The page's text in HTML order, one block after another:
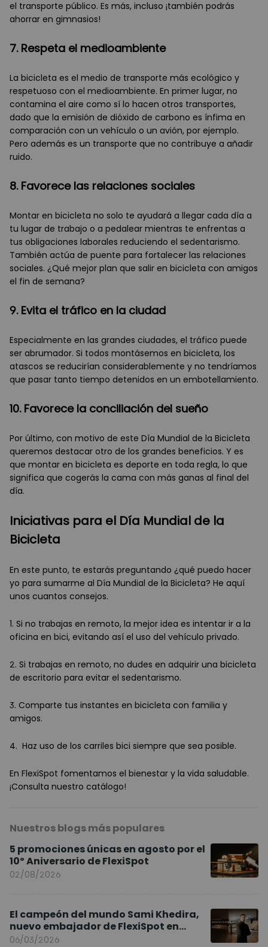
el transporte público. Es más, incluso ¡también podrás
ahorrar en gimnasios!
7. Respeta el medioambiente
La bicicleta es el medio de transporte más ecológico y
respetuoso con el medioambiente. En primer lugar, no
contamina el aire como sí lo hacen otros transportes,
dado que la emisión de dióxido de carbono es ínfima en
comparación con un vehículo o un avión, por ejemplo.
Pero además es un transporte que no contribuye a añadir
ruido.
8. Favorece las relaciones sociales
Montar en bicicleta no solo te ayudará a llegar cada día a
tu lugar de trabajo o a pedalear mientras te enfrentas a
tus obligaciones laborales reduciendo el sedentarismo.
También actúa de puente para fortalecer las relaciones
sociales. ¿Qué mejor plan que salir en bicicleta con amigos
el fin de semana?
9. Evita el tráfico en la ciudad
Especialmente en las grandes ciudades, el tráfico puede
ser abrumador. Si todos montásemos en bicicleta, los
atascos se reducirían considerablemente y no tendríamos
que pasar tanto tiempo detenidos en un embotellamiento.
10. Favorece la conciliación del sueño
Por último, con motivo de este Día Mundial de la Bicicleta
queremos destacar otro de los grandes beneficios. Y es
que montar en bicicleta es deporte en toda regla, lo que
significa que cogerás la cama con más ganas al final del
día.
Iniciativas para el Día Mundial de la
Bicicleta
En este punto, te estarás preguntando ¿qué puedo hacer
yo para sumarme al Día Mundial de la Bicicleta? He aquí
unos cuantos consejos.
1. Si no trabajas en remoto, la mejor idea es intentar ir a la
oficina en bici, evitando así el uso del vehículo privado.
2. Si trabajas en remoto, no dudes en adquirir una bicicleta
de escritorio para evitar el sedentarismo.
3. Comparte tus instantes en bicicleta con familia y
amigos.
4. Haz uso de los carriles bici siempre que sea posible.
En FlexiSpot fomentamos el bienestar y la vida saludable.
¡Consulta nuestro catálogo!
Nuestros blogs más populares
5 promociones únicas en agosto por el
10º Aniversario de FlexiSpot
02/08/2026
El campeón del mundo Sami Khedira,
nuevo embajador de FlexiSpot en
Europa
06/03/2026